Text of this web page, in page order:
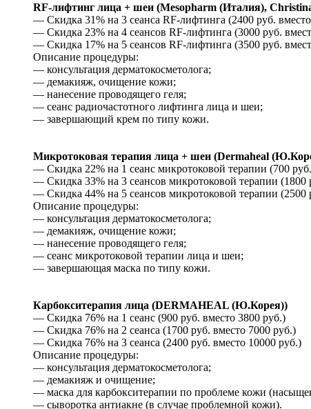
RF-лифтинг лица + шеи (Mesopharm (Италия),
— Скидка 31% на 3 сеанса RF-лифтинга (2400 руб.
— Скидка 23% на 4 сеансов RF-лифтинга (3000 руб.
— Скидка 17% на 5 сеансов RF-лифтинга (3500 руб.
Описание процедуры:
— консультация дерматокосметолога;
— демакияж, очищение кожи;
— нанесение проводящего геля;
— сеанс радиочастотного лифтинга лица и шеи;
— завершающий крем по типу кожи.
Микротоковая терапия лица + шеи (Dermaheal
— Скидка 22% на 1 сеанс микротоковой терапии (700
— Скидка 33% на 3 сеансов микротоковой терапии (1800
— Скидка 44% на 5 сеансов микротоковой терапии (2500
Описание процедуры:
— консультация дерматокосметолога;
— демакияж, очищение кожи;
— нанесение проводящего геля;
— сеанс микротоковой терапии лица и шеи;
— завершающая маска по типу кожи.
Карбокситерапия лица (DERMAHEAL (Ю.Корея))
— Скидка 76% на 1 сеанс (900 руб. вместо 3800 руб.)
— Скидка 76% на 2 сеанса (1700 руб. вместо 7000 руб.)
— Скидка 76% на 3 сеанса (2400 руб. вместо 10000 руб.)
Описание процедуры:
— консультация дерматокосметолога;
— демакияж и очищение;
— маска для карбокситерапии по проблеме кожи
— сыворотка антиакне (в случае проблемной кожи).